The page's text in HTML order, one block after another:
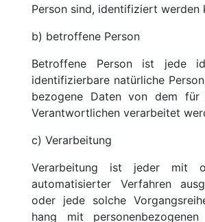
Person sind, identi­fiziert werden
b) betroffene Person
Betroffene Person ist jede
identi­fizierbare natürliche
bezogene Daten von dem für
Verant­wortlichen verarbeitet
c) Verarbei­tung
Verarbei­tung ist jeder mit
automatisierter Verfahren
oder jede solche
hang mit